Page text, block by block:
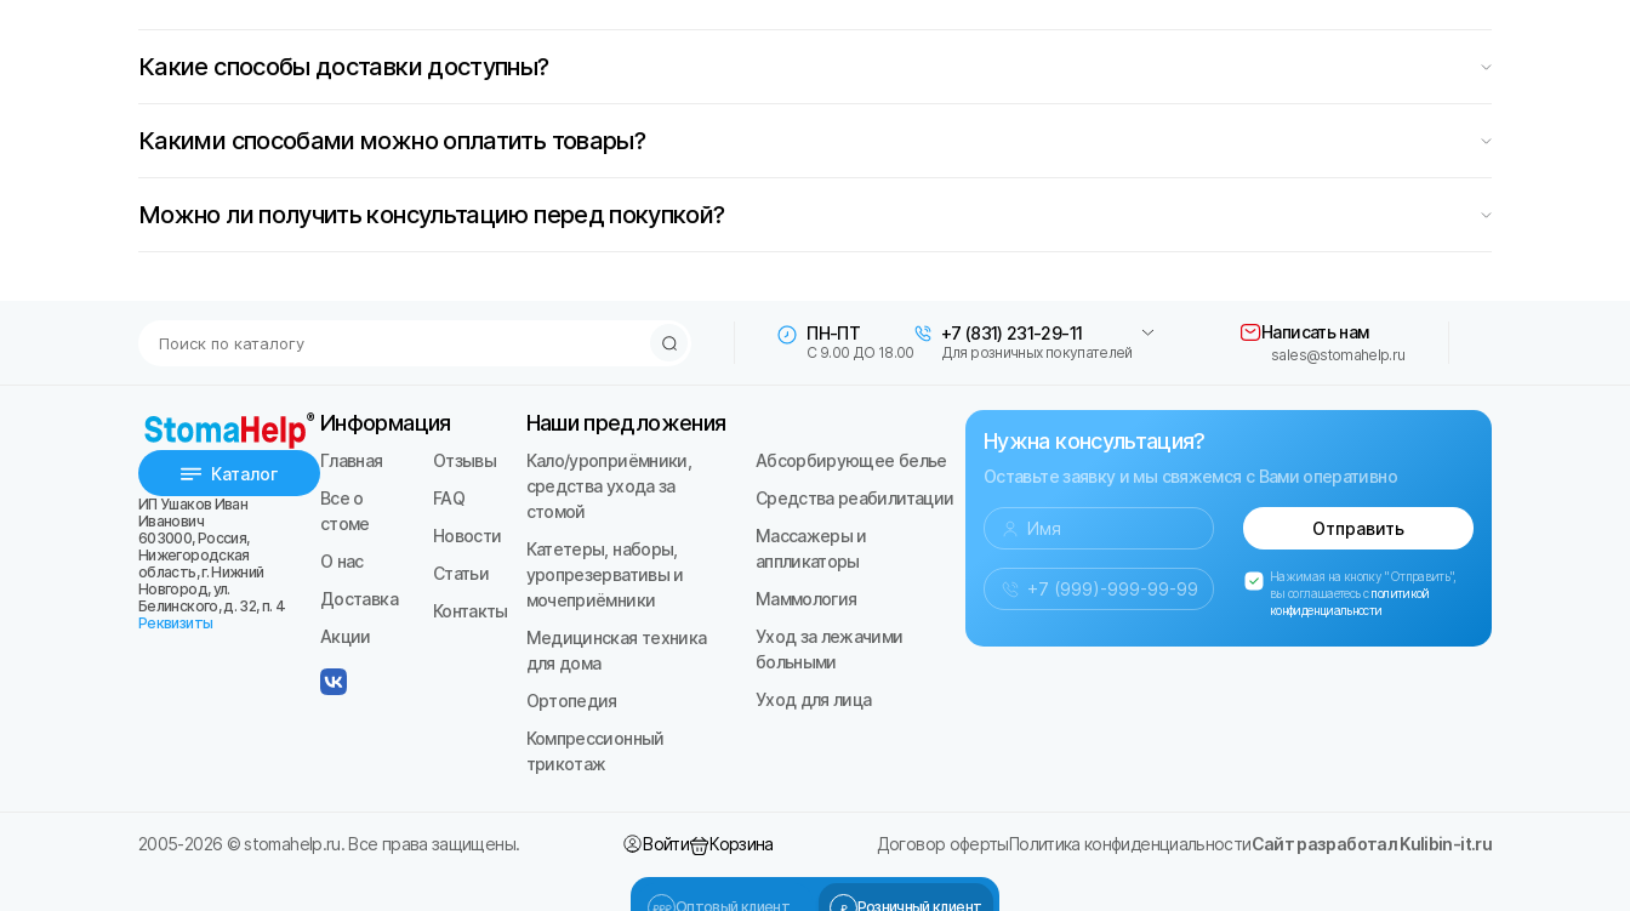
Какие способы доставки доступны?
Какими способами можно оплатить товары?
Можно ли получить консультацию перед покупкой?
ПН-ПТ
С 9.00 ДО 18.00
+7 (831) 231-29-11
Для розничных покупателей
Написать нам
sales@stomahelp.ru
Каталог
ИП Ушаков Иван
Иванович
603000, Россия,
Нижегородская
область, г. Нижний
Новгород, ул.
Белинского, д. 32, п. 4
Реквизиты
Информация
Главная
Все о
стоме
О нас
Доставка
Акции
Отзывы
FAQ
Новости
Статьи
Контакты
Наши предложения
Кало/уроприёмники,
средства ухода за
стомой
Катетеры, наборы,
уропрезервативы и
мочеприёмники
Медицинская техника
для дома
Ортопедия
Компрессионный
трикотаж
Абсорбирующее белье
Средства реабилитации
Массажеры и
аппликаторы
Маммология
Уход за лежачими
больными
Уход для лица
Нужна консультация?
Оставьте заявку и мы свяжемся с Вами оперативно
Отправить
Нажимая на кнопку "Отправить",
вы соглашаетесь сполитикой
конфиденциальности
2005-2026 © stomahelp.ru. Все права защищены. Войти Корзина Договор офертыПолитика конфиденциальностиСайт разработал Kulibin-it.ru
Оптовый клиент Розничный клиент